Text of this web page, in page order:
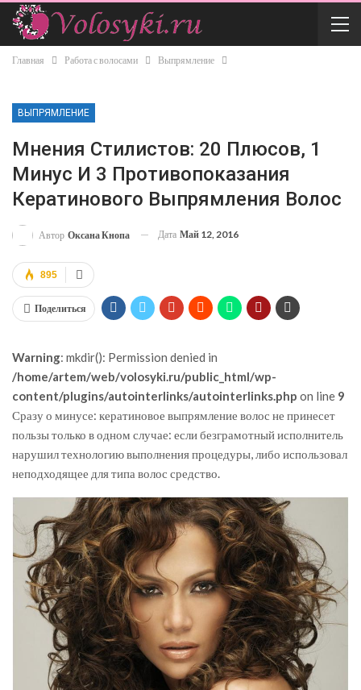
Главная Работа с волосами Выпрямление
ВЫПРЯМЛЕНИЕ
Мнения Стилистов: 20 Плюсов, 1
Минус И 3 Противопоказания
Кератинового Выпрямления Волос
Автор Оксана Кнопа Дата Май 12, 2016
895
Поделиться
Warning: mkdir(): Permission denied in
/home/artem/web/volosyki.ru/public_html/wp-
content/plugins/autointerlinks/autointerlinks.php on line 9
Сразу о минусе: кератиновое выпрямление волос не принесет
пользы только в одном случае: если безграмотный исполнитель
нарушил технологию выполнения процедуры, либо использовал
неподходящее для типа волос средство.